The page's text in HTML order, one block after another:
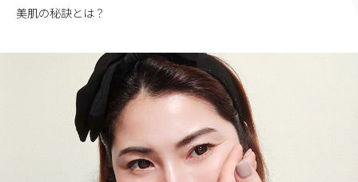
美肌の秘訣とは？